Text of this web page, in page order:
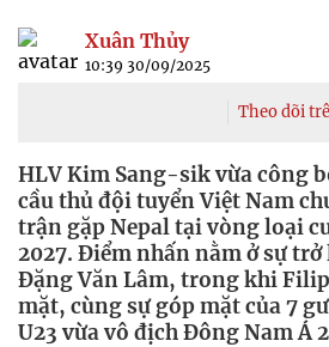
Xuân Thủy
10:39 30/09/2025
Theo dõi
HLV Kim Sang-sik vừa công
cầu thủ đội tuyển Việt Nam
trận gặp Nepal tại vòng loại
2027. Điểm nhấn nằm ở sự
Đặng Văn Lâm, trong khi
mặt, cùng sự góp mặt của 7
U23 vừa vô địch Đông Nam Á